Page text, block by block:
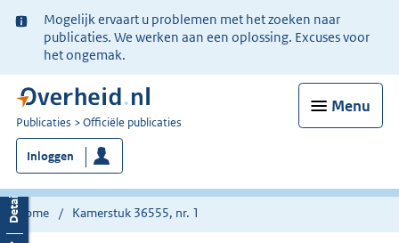
Ter
informatie:
Mogelijk ervaart u problemen met het zoeken naar
publicaties. We werken aan een oplossing. Excuses voor
het ongemak.
Menu
U
bent
nu
hier:
Publicaties Officiële publicaties
Inloggen
Home Kamerstuk 36555, nr. 1